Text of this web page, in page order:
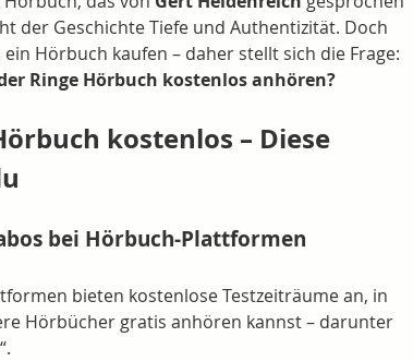
der Geschichte Tiefe und Authentizität. Doch
Ringe Hörbuch kostenlos anhören?
kostenlos – Diese
bei Hörbuch-Plattformen
bieten kostenlose Testzeiträume an, in
Hörbücher gratis anhören kannst – darunter